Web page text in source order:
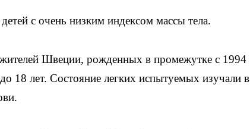
с очень низким индексом массы тела.
Швеции, рожденных в промежутке с 1994
18 лет. Состояние легких испытуемых изучали в